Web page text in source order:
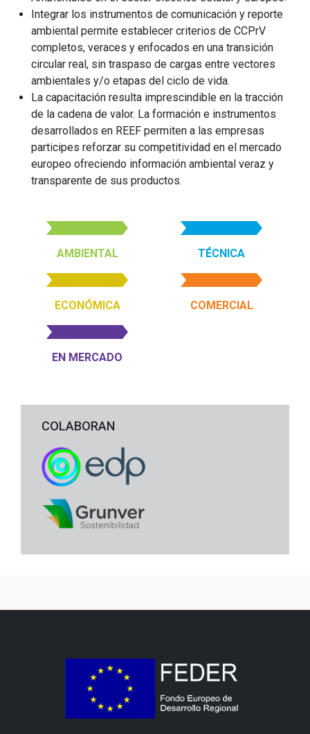
Integrar los instrumentos de comunicación y reporte
ambiental permite establecer criterios de CCPrV
completos, veraces y enfocados en una transición
circular real, sin traspaso de cargas entre vectores
ambientales y/o etapas del ciclo de vida.
La capacitación resulta imprescindible en la tracción
de la cadena de valor. La formación e instrumentos
desarrollados en REEF permiten a las empresas
participes reforzar su competitividad en el mercado
europeo ofreciendo información ambiental veraz y
transparente de sus productos.
AMBIENTAL TÉCNICA
ECONÓMICA COMERCIAL
EN MERCADO
COLABORAN